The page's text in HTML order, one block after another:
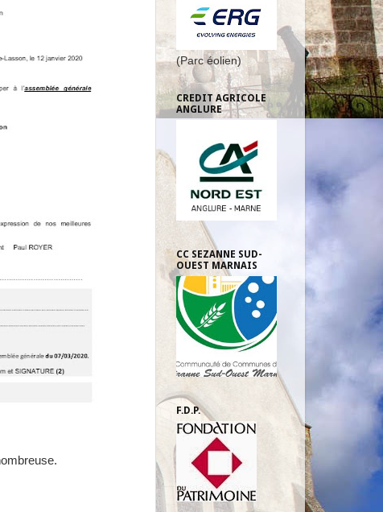
(Parc éolien)
CREDIT AGRICOLE
ANGLURE
CC SEZANNE SUD-
OUEST MARNAIS
F.D.P.